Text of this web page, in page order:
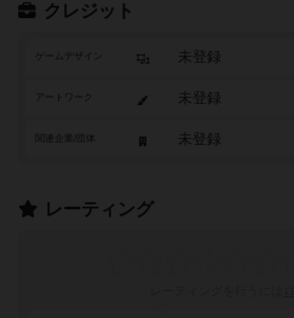
クレジット
ゲームデザイン 未登録
アートワーク 未登録
未登録
レーティング